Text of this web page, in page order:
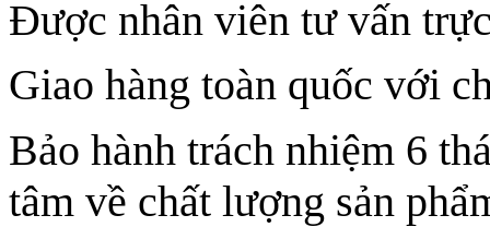
Được nhân viên tư vấn
Giao hàng toàn quốc với
Bảo hành trách nhiệm 6
tâm về chất lượng sản